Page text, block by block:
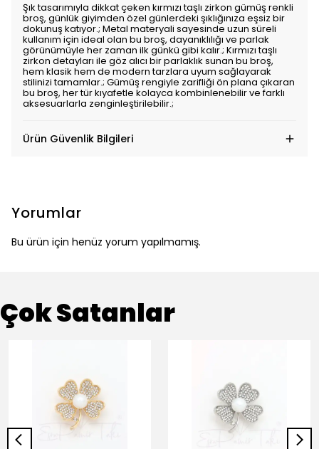
Şık tasarımıyla dikkat çeken kırmızı taşlı zirkon gümüş renkli
broş, günlük giyimden özel günlerdeki şıklığınıza eşsiz bir
dokunuş katıyor.; Metal materyali sayesinde uzun süreli
kullanım için ideal olan bu broş, dayanıklılığı ve parlak
görünümüyle her zaman ilk günkü gibi kalır.; Kırmızı taşlı
zirkon detayları ile göz alıcı bir parlaklık sunan bu broş,
hem klasik hem de modern tarzlara uyum sağlayarak
stilinizi tamamlar.; Gümüş rengiyle zarifliği ön plana çıkaran
bu broş, her tür kıyafetle kolayca kombinlenebilir ve farklı
aksesuarlarla zenginleştirilebilir.;
Ürün Güvenlik Bilgileri
Yorumlar
Bu ürün için henüz yorum yapılmamış.
Çok Satanlar